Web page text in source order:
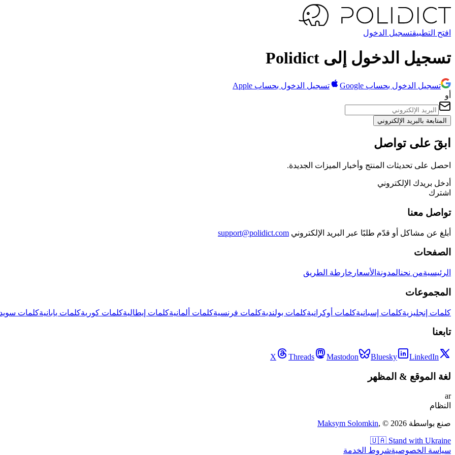
افتح التطبيقتسجيل الدخول
تسجيل الدخول إلى Polidict
تسجيل الدخول بحساب Google
تسجيل الدخول بحساب Apple
أو
المتابعة بالبريد الإلكتروني
ابقَ على تواصل
احصل على تحديثات المنتج وأخبار الميزات الجديدة.
أدخل بريدك الإلكتروني
اشترك
تواصل معنا
أبلغ عن مشاكل أو قدّم طلبًا عبر البريد الإلكتروني support@polidict.com
الصفحات
الرئيسيةمن نحنالمدونة الأسعار خارطة الطريق
المجموعات
كلمات إنجليزيةكلمات إسبانيةكلمات أوكرانيةكلمات بولنديةكلمات فرنسيةكلمات ألمانيةكلمات إيطاليةكلمات كوريةكلمات يابانيةكلمات
تابعنا
X Threads Mastodon Bluesky LinkedIn
لغة الموقع & المظهر
ar
النظام
صنع بواسطة Maksym Solomkin, © 2026
🇺🇦 Stand with Ukraine
سياسة الخصوصيةشروط الخدمة